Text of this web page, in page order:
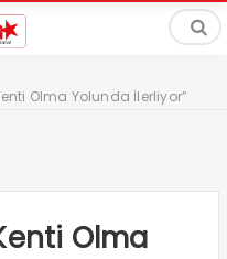
Olma Yolunda İlerliyor”
Olma